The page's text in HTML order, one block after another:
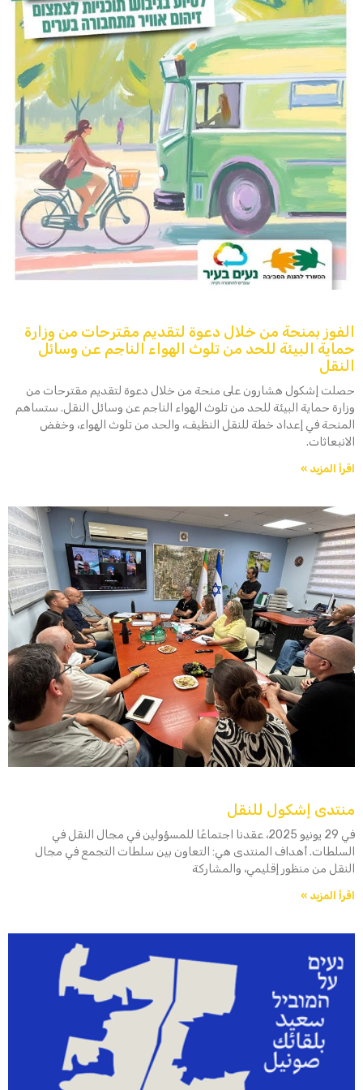
الفوز بمنحة من خلال دعوة لتقديم مقترحات من وزارة
حماية البيئة للحد من تلوث الهواء الناجم عن وسائل
النقل
حصلت إشكول هشارون على منحة من خلال دعوة لتقديم مقترحات من
وزارة حماية البيئة للحد من تلوث الهواء الناجم عن وسائل النقل. ستساهم
المنحة في إعداد خطة للنقل النظيف، والحد من تلوث الهواء، وخفض
الانبعاثات.
اقرأ المزيد »
منتدى إشكول للنقل
في 29 يونيو 2025، عقدنا اجتماعًا للمسؤولين في مجال النقل في
السلطات. أهداف المنتدى هي: التعاون بين سلطات التجمع في مجال
النقل من منظور إقليمي، والمشاركة
اقرأ المزيد »